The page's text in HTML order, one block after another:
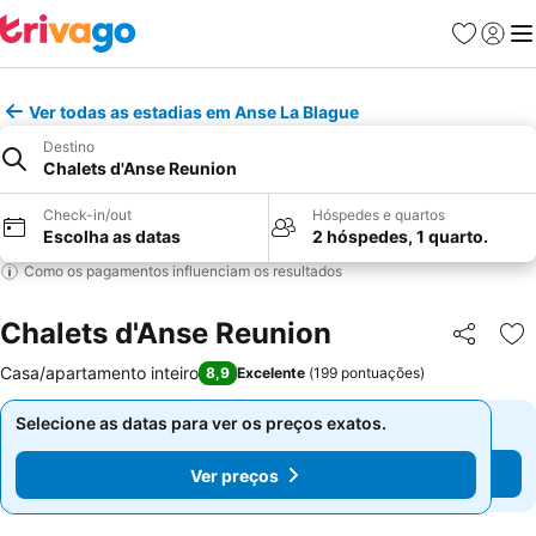
Favoritos
Iniciar
Ver todas as estadias em Anse La Blague
Destino
Chalets d'Anse Reunion
Check-in/out
Escolha as datas
Hóspedes e quartos
2 hóspedes, 1 quarto.
Como os pagamentos influenciam os resultados
Chalets d'Anse Reunion Partilhar
Casa/apartamento inteiro 8,9 Excelente (199 pontuações)
Selecione as datas para ver os preços exatos.
Ver preços
Selecione as datas para ver os preços exatos.
Ver preços